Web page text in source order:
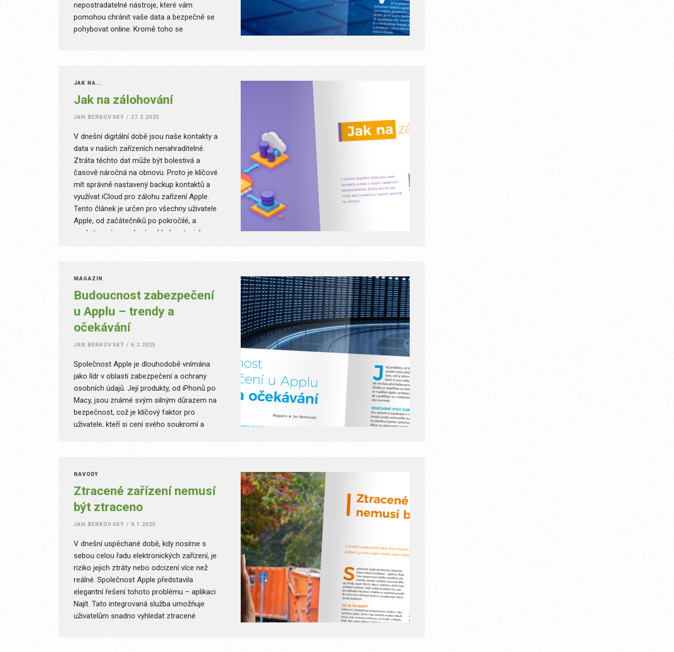
nepostradatelné nástroje, které vám
pomohou chránit vaše data a bezpečně se
pohybovat online. Kromě toho se
nástroje a mechanismy fungují, jaké jsou
jejich výhody a nevýhody a jak je efektivně
JAK NA...
Jak na zálohování
JAN BERKOVSKÝ / 27.2.2025
V dnešní digitální době jsou naše kontakty a
data v našich zařízeních nenahraditelné.
Ztráta těchto dat může být bolestivá a
časově náročná na obnovu. Proto je klíčové
mít správně nastavený backup kontaktů a
využívat iCloud pro zálohu zařízení Apple.
Tento článek je určen pro všechny uživatele
Apple, od začátečníků po pokročilé, a
poskytne vám ucelený pohled na to, jak
MAGAZÍN
Budoucnost zabezpečení
u Applu – trendy a
očekávání
JAN BERKOVSKÝ / 6.2.2025
Společnost Apple je dlouhodobě vnímána
jako lídr v oblasti zabezpečení a ochrany
osobních údajů. Její produkty, od iPhonů po
Macy, jsou známé svým silným důrazem na
bezpečnost, což je klíčový faktor pro
uživatele, kteří si cení svého soukromí a
prozkoumáme nejnovější trendy a podělíme
se o očekávání, která s tímto tématem
souvisejí.
NÁVODY
Ztracené zařízení nemusí
být ztraceno
JAN BERKOVSKÝ / 9.1.2025
V dnešní uspěchané době, kdy nosíme s
sebou celou řadu elektronických zařízení, je
riziko jejich ztráty nebo odcizení více než
reálné. Společnost Apple představila
elegantní řešení tohoto problému – aplikaci
Najít. Tato integrovaná služba umožňuje
uživatelům snadno vyhledat ztracené